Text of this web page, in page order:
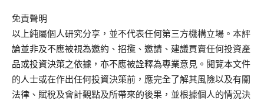
免責聲明
以上純屬個人研究分享，並不代表任何第三方機構立場。本評
論並非及不應被視為邀約、招攬、邀請、建議買賣任何投資產
品或投資決策之依據，亦不應被詮釋為專業意見。閱覽本文件
的人士或在作出任何投資決策前，應完全了解其風險以及有關
法律、賦稅及會計觀點及所帶來的後果，並根據個人的情況決